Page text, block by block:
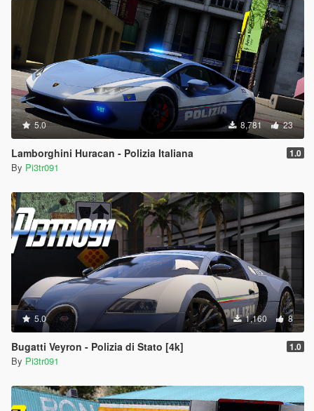
5.0 8,781 23
Lamborghini Huracan - Polizia Italiana 1.0
By Pi3tr091
5.0 1,160 8
Bugatti Veyron - Polizia di Stato [4k] 1.0
By Pi3tr091